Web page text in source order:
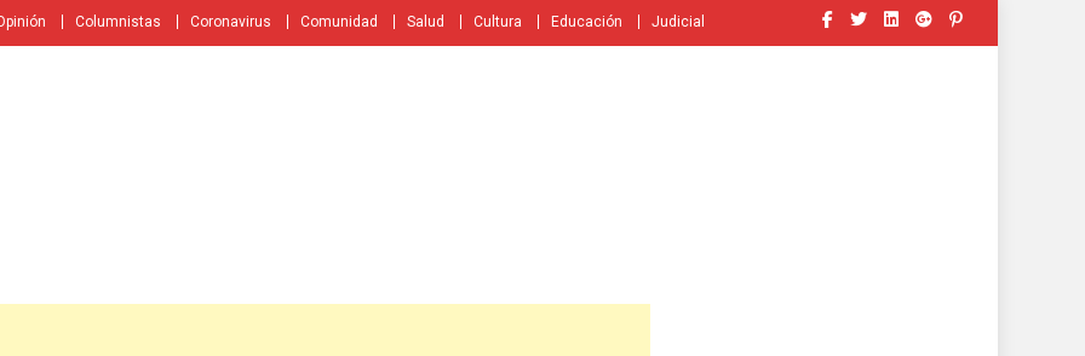
Columnistas Coronavirus Comunidad Salud Cultura Educación Judicial